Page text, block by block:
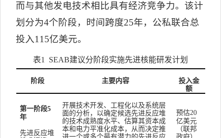
而与其他发电技术相比具有经济竞争力。该计
划分为4个阶段，时间跨度25年，公私联合总
投入115亿美元。
表1 SEAB建议分阶段实施先进核能研发计划
阶段 主要内容
投入金
额
第一阶段5
年
先进反应堆
开展技术开发、工程化以及系统层
面的分析，以确定候选先进反应堆
的技术成熟度水平、估算其资本成
本和电力平准化成本，从而决定推
预估20
亿美元
（联邦